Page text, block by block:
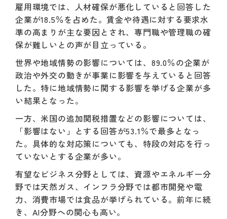
雇用環境では、人材確保が悪化していると回答した
企業が18.5％を占めた。賃金や待遇に対する要求水
準の高まりが主な要因とされ、専門職や管理職の確
保が難しいとの声が目立っている。
世界や地域情勢の影響については、89.0％の企業が
政治や外交の動きが事業に影響を与えていると回答
した。特に地域情勢に関する影響を挙げる企業が多
い結果となった。
一方、米国の追加関税措置などの影響については、
「影響はない」とする回答が53.1％で最多となっ
た。具体的な対応策についても、特段の対応を行っ
ていないとする企業が多い。
有望なビジネス分野としては、資源やエネルギー分
野では天然ガス、インフラ分野では都市開発や電
力、消費市場では食品が挙げられている。前年に続
き、AI分野への関心も高い。